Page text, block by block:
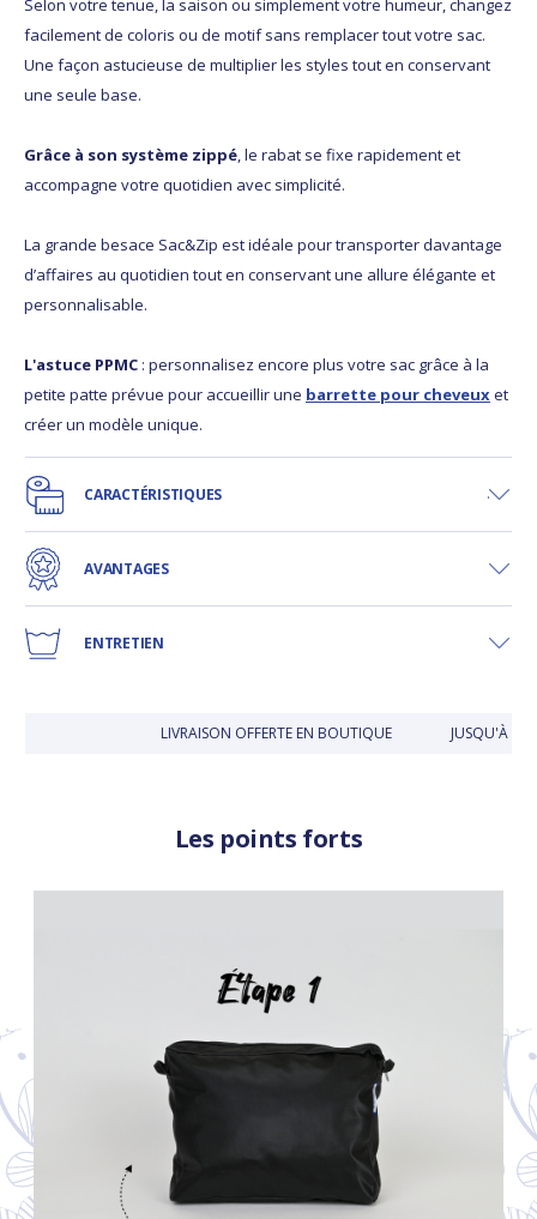
Selon votre tenue, la saison ou simplement votre humeur, changez
facilement de coloris ou de motif sans remplacer tout votre sac.
Une façon astucieuse de multiplier les styles tout en conservant
une seule base.
Grâce à son système zippé, le rabat se fixe rapidement et
accompagne votre quotidien avec simplicité.
La grande besace Sac&Zip est idéale pour transporter davantage
d’affaires au quotidien tout en conservant une allure élégante et
personnalisable.
L'astuce PPMC : personnalisez encore plus votre sac grâce à la
petite patte prévue pour accueillir une barrette pour cheveuxet
créer un modèle unique.
CARACTÉRISTIQUES
AVANTAGES
ENTRETIEN
LIVRAISON OFFERTE EN BOUTIQUE JUSQU'À 30
Les points forts